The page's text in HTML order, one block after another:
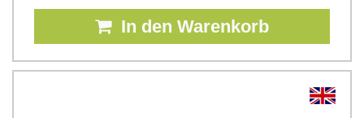
In den Warenkorb